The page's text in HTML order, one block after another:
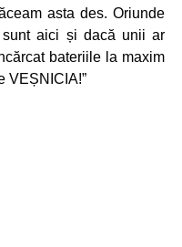
asta des. Oriunde
aici și dacă unii ar
bateriile la maxim
VEȘNICIA!”